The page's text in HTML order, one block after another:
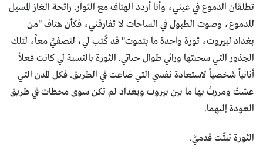
تطلقان الدموع في عيني، وأنا أردد الهتاف مع الثوار. رائحة الغاز المسيل
للدموع، وصوت الطبول في الساحات لا تفارقني، فكأن هتاف "من
بغداد لبيروت، ثورة واحدة ما بتموت" قد كُتب لي، لنصفيَّ معاً، لتلك
الجذور التي سحبتها ورائي طوال حياتي. الثورة بالنسبة لي كانت فعلاً
أنانياً شخصياً لاستعادة نفسي التي ضاعت في الطريق. فكل المدن التي
عشتُ ومررتُ بها ما بين بيروت وبغداد لم تكن سوى محطات في طريق
العودة إليهما.
الثورة ثبتّت قدميَّ.